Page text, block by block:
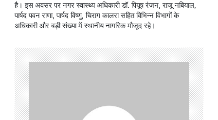
है। इस अवसर पर नगर स्वास्थ्य अधिकारी डॉ. पियूष रंजन, राजू नबियाल,
पार्षद पवन राणा, पार्षद विष्णु, चिराग कालरा सहित विभिन्न विभागों के
अधिकारी और बड़ी संख्या में स्थानीय नागरिक मौजूद रहे।